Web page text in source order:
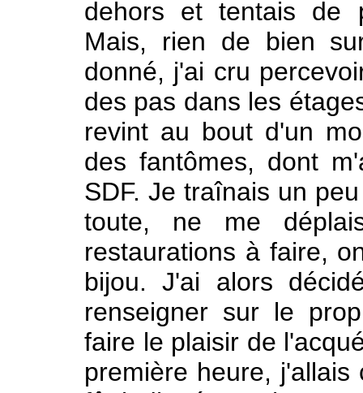
dehors et tentais de
Mais, rien de bien
donné, j'ai cru
des pas dans les
revint au bout d'un
des fantômes, dont
SDF. Je traînais un
toute, ne me
restaurations à faire,
bijou. J'ai alors
renseigner sur le
faire le plaisir de
première heure,